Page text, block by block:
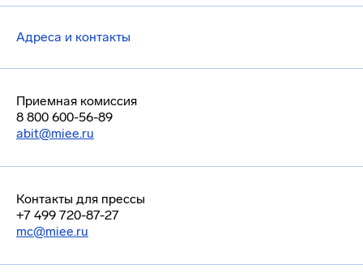
Адреса и контакты
Приемная комиссия
8 800 600-56-89
abit@miee.ru
Контакты для прессы
+7 499 720-87-27
mc@miee.ru